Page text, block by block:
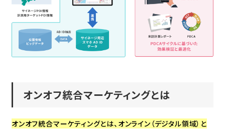
オンオフ統合マーケティングとは
オンオフ統合マーケティングとは、オンライン（デジタル領域）と